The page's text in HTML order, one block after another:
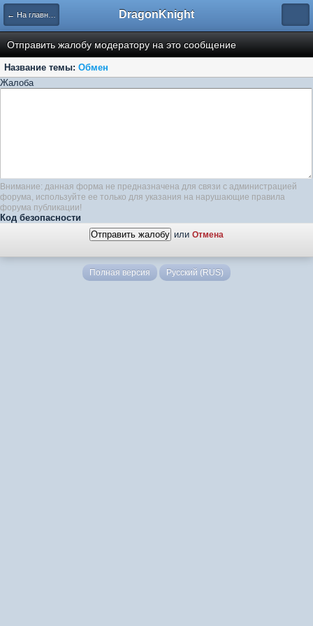
← На главную DragonKnight
Отправить жалобу модератору на это сообщение
Название темы: Обмен
Жалоба
Внимание: данная форма не предназначена для связи с администрацией
форума, используйте ее только для указания на нарушающие правила
форума публикации!
Код безопасности
или Отмена
Полная версия Русский (RUS)